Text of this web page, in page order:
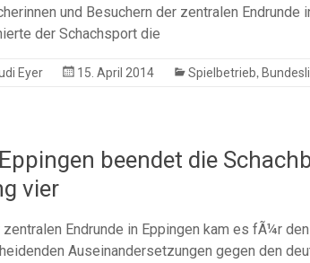
und Besuchern der zentralen Endrunde
der Schachsport die
Eyer 15. April 2014 Spielbetrieb,
beendet die
vier
zentralen Endrunde in Eppingen kam es fÃ¼r
Auseinandersetzungen gegen den